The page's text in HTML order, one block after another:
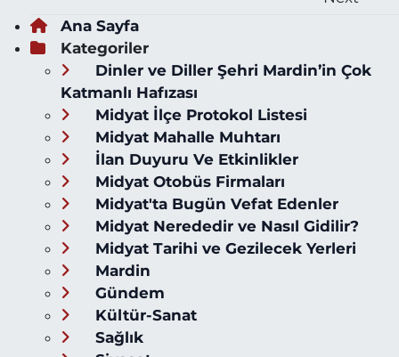
Ana Sayfa
Kategoriler
Dinler ve Diller Şehri Mardin’in Çok
Katmanlı Hafızası
Midyat İlçe Protokol Listesi
Midyat Mahalle Muhtarı
İlan Duyuru Ve Etkinlikler
Midyat Otobüs Firmaları
Midyat'ta Bugün Vefat Edenler
Midyat Nerededir ve Nasıl Gidilir?
Midyat Tarihi ve Gezilecek Yerleri
Mardin
Gündem
Kültür-Sanat
Sağlık